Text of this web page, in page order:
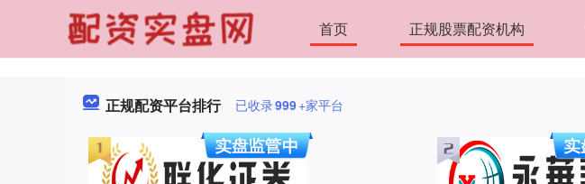
首页 正规股票配资机构
正规配资平台排行 已收录999+家平台